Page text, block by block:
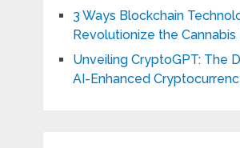
3 Ways Blockchain
Revolutionize the Cannabis
Unveiling CryptoGPT: The
AI-Enhanced